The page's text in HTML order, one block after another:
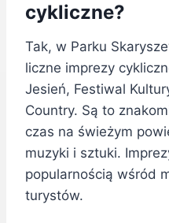
cykliczne?
Tak, w Parku
liczne imprezy
Jesień, Festiwal
Country. Są to
czas na świeżym
muzyki i sztuki.
popularnością wśród
turystów.